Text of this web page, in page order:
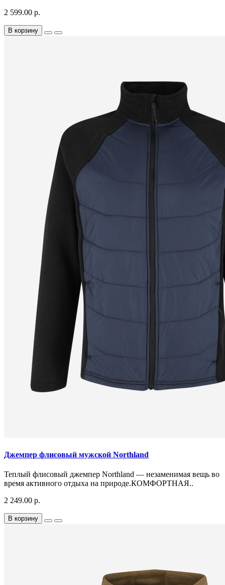
2 599.00 р.
В корзину
Джемпер флисовый мужской Northland
Теплый флисовый джемпер Northland — незаменимая вещь во
время активного отдыха на природе.КОМФОРТНАЯ..
2 249.00 р.
В корзину